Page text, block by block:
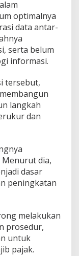
optimalnya
data antar-
serta belum
informasi.
tersebut,
langkah
dan
Menurut dia,
dasar
peningkatan
melakukan
prosedur,
untuk
pajak.